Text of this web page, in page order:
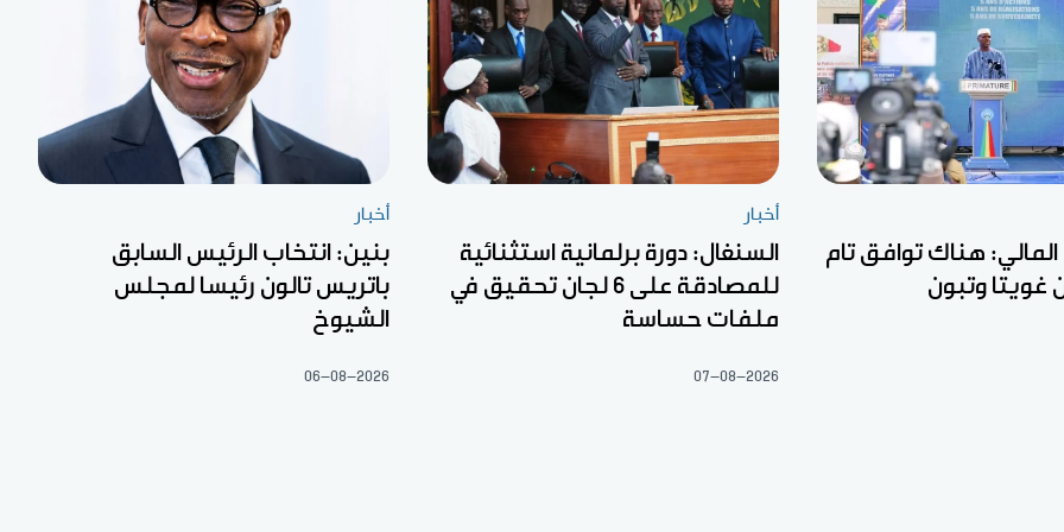
المالي: هناك توافق تام
غويتا وتبون
أخبار
السنغال: دورة برلمانية استثنائية
للمصادقة على 6 لجان تحقيق في
ملفات حساسة
07-08-2026
أخبار
بنين: انتخاب الرئيس السابق
باتريس تالون رئيسا لمجلس
الشيوخ
06-08-2026